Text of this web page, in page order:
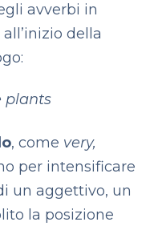
avverbi in
della
plants
, come very,
per intensificare
un aggettivo, un
la posizione